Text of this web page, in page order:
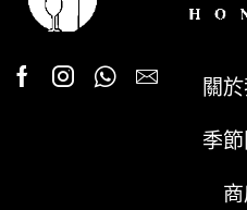
關
季